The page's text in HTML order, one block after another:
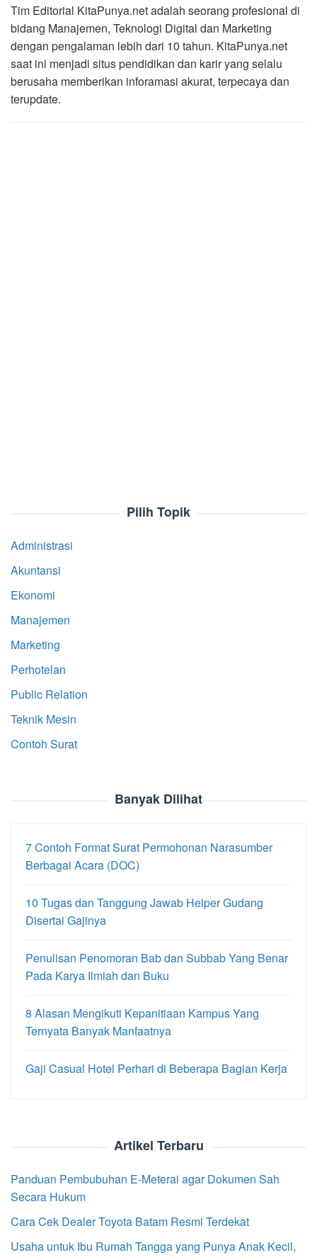
Tim Editorial KitaPunya.net adalah seorang profesional di
bidang Manajemen, Teknologi Digital dan Marketing
dengan pengalaman lebih dari 10 tahun. KitaPunya.net
saat ini menjadi situs pendidikan dan karir yang selalu
berusaha memberikan inforamasi akurat, terpecaya dan
terupdate.
Pilih Topik
Administrasi
Akuntansi
Ekonomi
Manajemen
Marketing
Perhotelan
Public Relation
Teknik Mesin
Contoh Surat
Banyak Dilihat
7 Contoh Format Surat Permohonan Narasumber
Berbagai Acara (DOC)
10 Tugas dan Tanggung Jawab Helper Gudang
Disertai Gajinya
Penulisan Penomoran Bab dan Subbab Yang Benar
Pada Karya Ilmiah dan Buku
8 Alasan Mengikuti Kepanitiaan Kampus Yang
Ternyata Banyak Manfaatnya
Gaji Casual Hotel Perhari di Beberapa Bagian Kerja
Artikel Terbaru
Panduan Pembubuhan E-Meterai agar Dokumen Sah
Secara Hukum
Cara Cek Dealer Toyota Batam Resmi Terdekat
Usaha untuk Ibu Rumah Tangga yang Punya Anak Kecil,